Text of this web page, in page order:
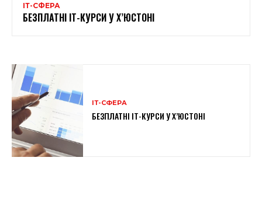
ІТ-СФЕРА
БЕЗПЛАТНІ ІТ-КУРСИ У Х’ЮСТОНІ
ІТ-СФЕРА
БЕЗПЛАТНІ ІТ-КУРСИ У Х’ЮСТОНІ